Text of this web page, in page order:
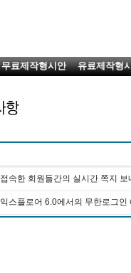
무료제작형시안 유료제작형
접속한 회원들간의 실시간 쪽지
익스플로어 6.0에서의 무한로그인